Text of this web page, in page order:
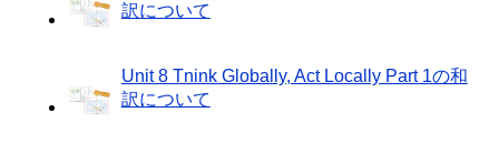
訳について
Unit 8 Tnink Globally, Act Locally Part 1の和
訳について